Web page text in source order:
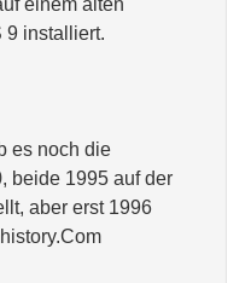
einem alten
9 installiert.
es noch die
beide 1995 auf der
aber erst 1996